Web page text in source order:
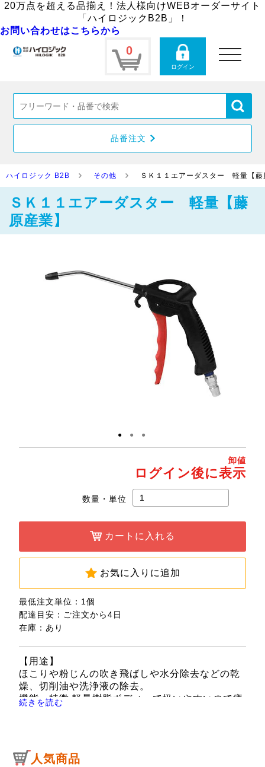
20万点を超える品揃え！法人様向けWEBオーダーサイト
「ハイロジックB2B」！
お問い合わせはこちらから
0
ログイン
toggle
navigation
品番注文
ハイロジック B2B その他 ＳＫ１１エアーダスター 軽量【藤
ＳＫ１１エアーダスター 軽量【藤
原産業】
● ● ●
卸値
ログイン後に表示
数量・単位
カートに入れる
お気に入りに追加
最低注文単位：1個
配達目安：ご注文から4日
在庫：あり
【用途】
ほこりや粉じんの吹き飛ばしや水分除去などの乾
燥、切削油や洗浄液の除去。
機能・特徴 軽量樹脂ボディーで扱いやすいので疲
飛ばすことができます。
ノズル先端にラバーチップが付いているので不意
続きを読む
人気商品